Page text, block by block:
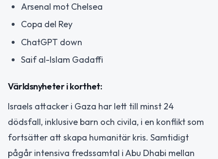
Arsenal mot Chelsea
Copa del Rey
ChatGPT down
Saif al-Islam Gadaffi
Världsnyheter i korthet:
Israels attacker i Gaza har lett till minst 24
dödsfall, inklusive barn och civila, i en konflikt som
fortsätter att skapa humanitär kris. Samtidigt
pågår intensiva fredssamtal i Abu Dhabi mellan